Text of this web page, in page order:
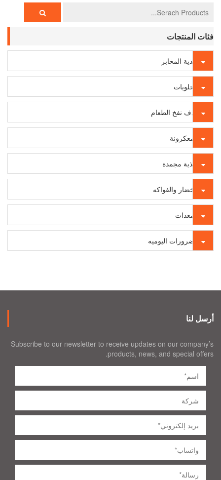
فئات المنتجات
أغذية المخابز
الحلويات
قذف نفخ الطعام
المعكرونة
أغذية مجمدة
الخضار والفواكه
المعدات
الضرورات اليوميه
أرسل لنا
Subscribe to our newsletter to receive updates on our company’s
products, news, and special offers.